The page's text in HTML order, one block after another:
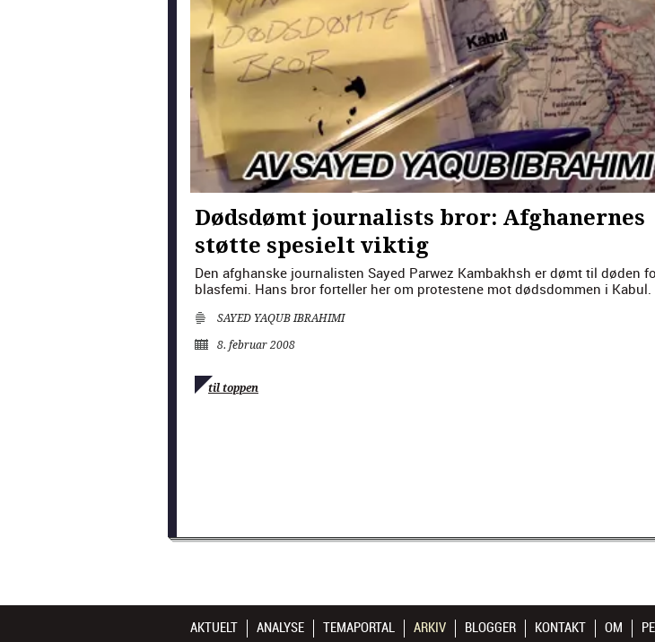
Dødsdømt journalists bror: Afghanernes
støtte spesielt viktig
Den afghanske jour­nal­is­ten Sayed Par­wez Kam­bakhsh er dømt til døden
blas­fe­mi. Hans bror forteller her om protestene mot døds­dom­men i Kab­ul.
SAYED YAQUB IBRAHIMI
8. februar 2008
til toppen
AKTUELT ANALYSE TEMAPORTAL ARKIV BLOGGER KONTAKT OM